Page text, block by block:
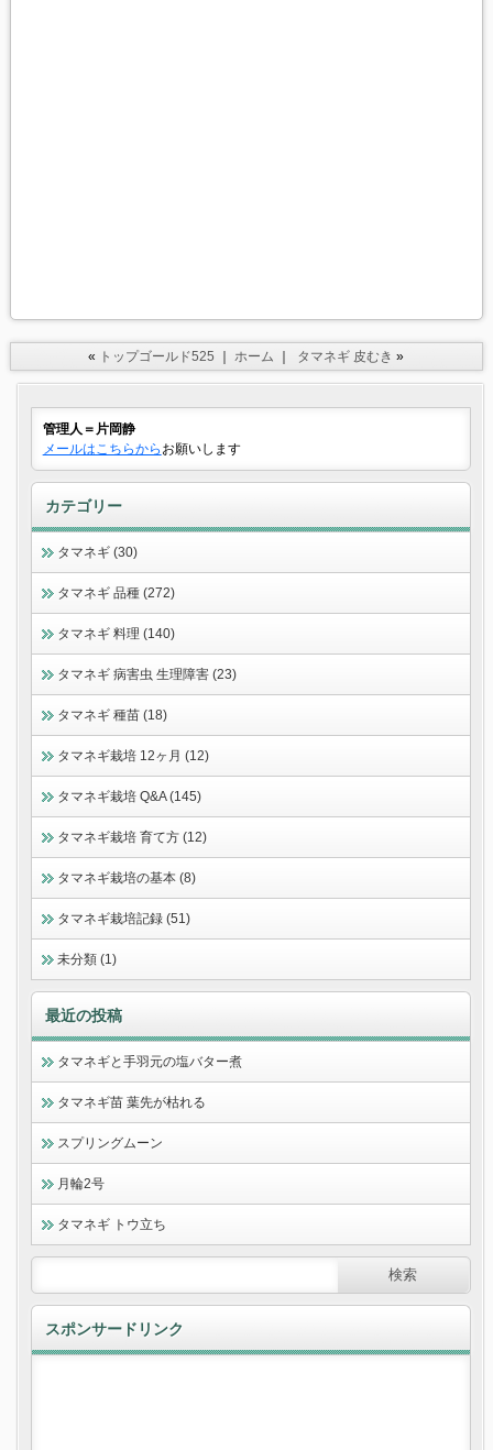
« トップゴールド525 ｜ホーム タマネギ 皮むき »
管理人＝片岡静
メールはこちらから お願いします
カテゴリー
タマネギ (30)
タマネギ 品種 (272)
タマネギ 料理 (140)
タマネギ 病害虫 生理障害 (23)
タマネギ 種苗 (18)
タマネギ栽培 12ヶ月 (12)
タマネギ栽培 Q&A (145)
タマネギ栽培 育て方 (12)
タマネギ栽培の基本 (8)
タマネギ栽培記録 (51)
未分類 (1)
最近の投稿
タマネギと手羽元の塩バター煮
タマネギ苗 葉先が枯れる
スプリングムーン
月輪2号
タマネギ トウ立ち
スポンサードリンク